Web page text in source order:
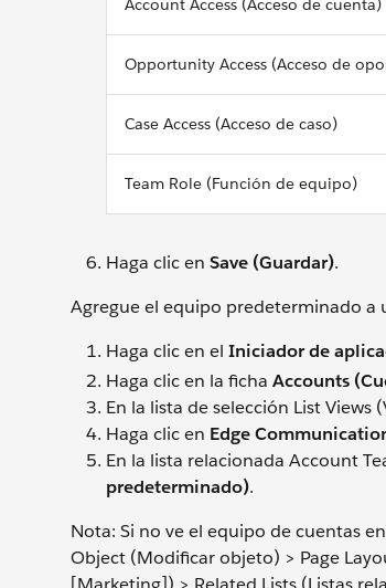
Account Access (Acceso de cuenta)
Opportunity Access (Acceso de
Case Access (Acceso de caso)
Team Role (Función de equipo)
Haga clic en Save (Guardar).
Agregue el equipo predeterminado a
Haga clic en el Iniciador de
Haga clic en la ficha Accounts
En la lista de selección List Views
Haga clic en Edge
En la lista relacionada Account
predeterminado).
Nota: Si no ve el equipo de cuentas
Object (Modificar objeto) > Page